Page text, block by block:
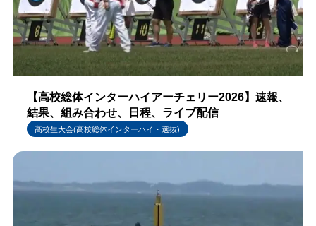
【高校総体インターハイアーチェリー2026】速報、
結果、組み合わせ、日程、ライブ配信
高校生大会(高校総体インターハイ・選抜)